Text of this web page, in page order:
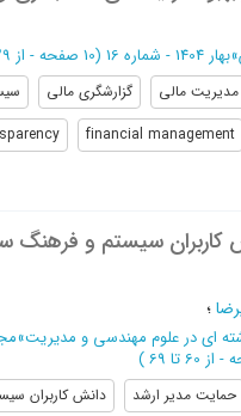
»بهار 1404 - شماره 16 (‎10 صفحه - از 29 تا 38
مدیریت مالی گزارشگری مالی
financial management
کاربران سیستم و فرهنگ
؛
ای در علوم مهندسی و مدیریت»
از 60 تا 69 )
حمایت مدیر ارشد دانش کاربران